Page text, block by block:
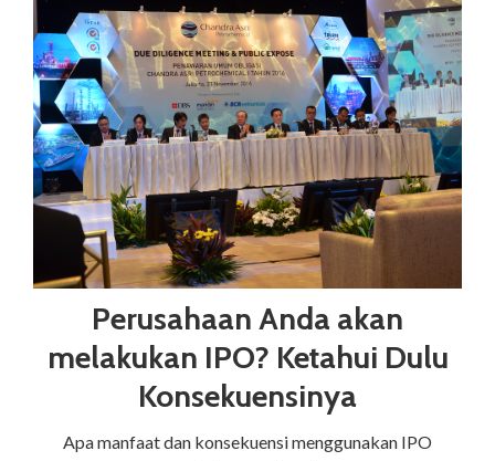
Perusahaan Anda akan
melakukan IPO? Ketahui Dulu
Konsekuensinya
Apa manfaat dan konsekuensi menggunakan IPO